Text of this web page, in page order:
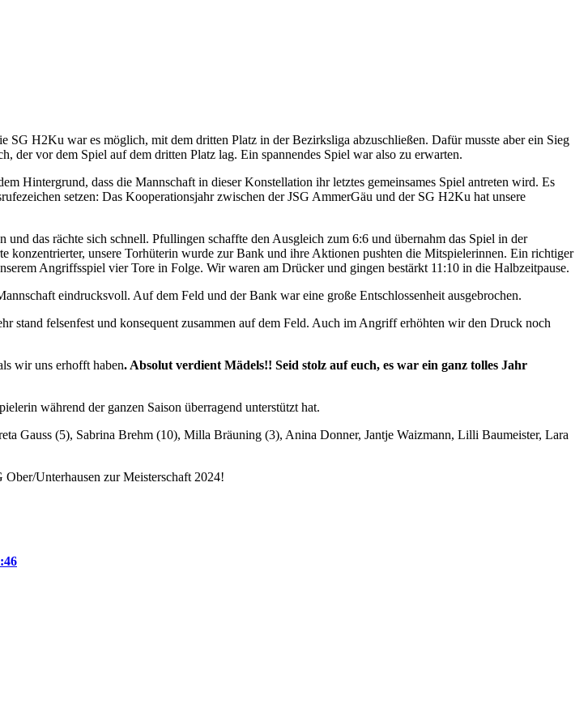
SG H2Ku war es möglich, mit dem dritten Platz in der Bezirksliga abzuschließen. Dafür musste aber ein Sieg
der vor dem Spiel auf dem dritten Platz lag. Ein spannendes Spiel war also zu erwarten.
Hintergrund, dass die Mannschaft in dieser Konstellation ihr letztes gemeinsames Spiel antreten wird. Es
setzen: Das Kooperationsjahr zwischen der JSG AmmerGäu und der SG H2Ku hat unsere
das rächte sich schnell. Pfullingen schaffte den Ausgleich zum 6:6 und übernahm das Spiel in der
unsere Torhüterin wurde zur Bank und ihre Aktionen pushten die Mitspielerinnen. Ein richtiger
Angriffsspiel vier Tore in Folge. Wir waren am Drücker und gingen bestärkt 11:10 in die Halbzeitpause.
eindrucksvoll. Auf dem Feld und der Bank war eine große Entschlossenheit ausgebrochen.
stand felsenfest und konsequent zusammen auf dem Feld. Auch im Angriff erhöhten wir den Druck noch
wir uns erhofft haben. Absolut verdient Mädels!! Seid stolz auf euch, es war ein ganz tolles Jahr
während der ganzen Saison überragend unterstützt hat.
Gauss (5), Sabrina Brehm (10), Milla Bräuning (3), Anina Donner, Jantje Waizmann, Lilli Baumeister, Lara
Unterhausen zur Meisterschaft 2024!